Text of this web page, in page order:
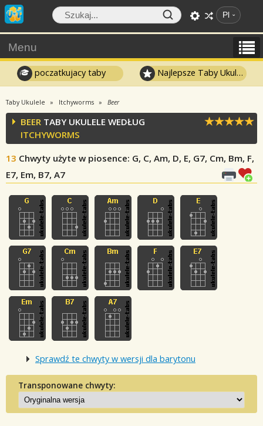
Pl
Menu
poczatkujacy taby Najlepsze Taby Ukulele
Taby Ukulele Itchyworms Beer
BEER TABY UKULELE WEDŁUG
ITCHYWORMS
13 Chwyty użyte w piosence: G, C, Am, D, E, G7, Cm, Bm, F,
E7, Em, B7, A7
Sprawdź te chwyty w wersji dla barytonu
Transponowane chwyty: